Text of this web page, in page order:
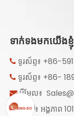
ទាក់ទងមកយើងខ្ញុំ
 ទូរស័ព្ទ៖ +86-
 ទូរស័ព្ទ៖ +86-
អ៊ីមែល៖
 បន្ថែម៖ អង្គភាព